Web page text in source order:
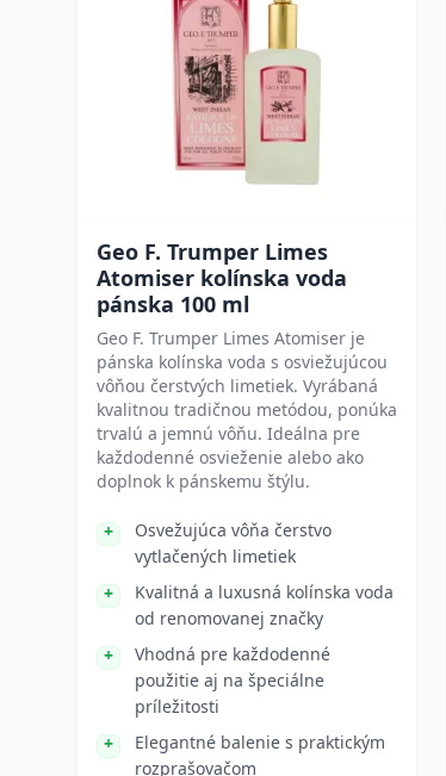
Geo F. Trumper Limes
Atomiser kolínska voda
pánska 100 ml
Geo F. Trumper Limes Atomiser je
pánska kolínska voda s osviežujúcou
vôňou čerstvých limetiek. Vyrábaná
kvalitnou tradičnou metódou, ponúka
trvalú a jemnú vôňu. Ideálna pre
každodenné osvieženie alebo ako
doplnok k pánskemu štýlu.
Osvežujúca vôňa čerstvo
vytlačených limetiek
Kvalitná a luxusná kolínska voda
od renomovanej značky
Vhodná pre každodenné
použitie aj na špeciálne
príležitosti
Elegantné balenie s praktickým
rozprašovačom